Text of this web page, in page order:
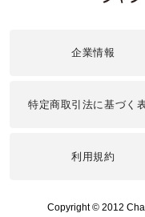
企業情報
特定商取引法に基づく
利用規約
Copyright © 2012